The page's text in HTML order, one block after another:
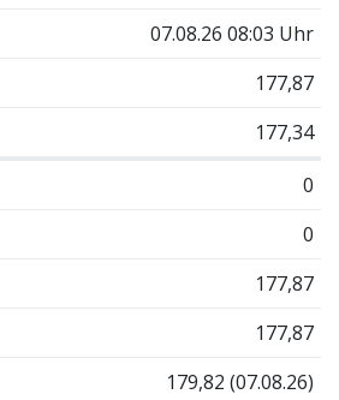
07.08.26 08:03 Uhr
177,87
177,34
0
0
177,87
177,87
179,82 (07.08.26)